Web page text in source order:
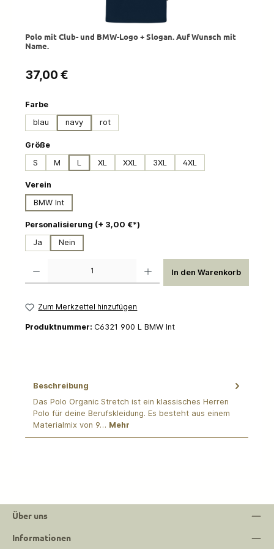
Polo mit Club- und BMW-Logo + Slogan. Auf Wunsch mit
Name.
Regulärer Preis:
37,00 €
Farbeauswählen
blau
navy rot
Größeauswählen
S
M L XL XXL 3XL 4XL
Verein
BMW Int
Personalisierung (+ 3,00 €*)
Ja
Nein
In den Warenkorb
Zum Merkzettel hinzufügen
Produktnummer: C6321 900 L BMW Int
Beschreibung
Das Polo Organic Stretch ist ein klassisches Herren
Polo für deine Berufskleidung. Es besteht aus einem
Materialmix von 9… Mehr
Über uns
Informationen